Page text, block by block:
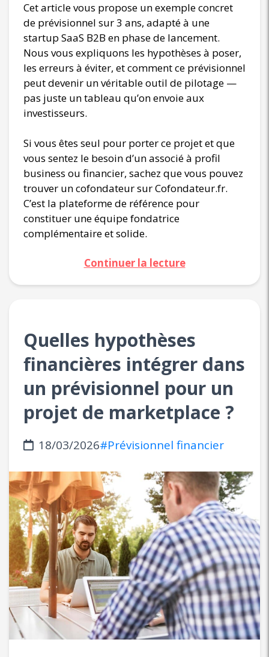
Cet article vous propose un exemple concret
de prévisionnel sur 3 ans, adapté à une
startup SaaS B2B en phase de lancement.
Nous vous expliquons les hypothèses à poser,
les erreurs à éviter, et comment ce prévisionnel
peut devenir un véritable outil de pilotage —
pas juste un tableau qu’on envoie aux
investisseurs.
Si vous êtes seul pour porter ce projet et que
vous sentez le besoin d’un associé à profil
business ou financier, sachez que vous pouvez
trouver un cofondateur sur Cofondateur.fr.
C’est la plateforme de référence pour
constituer une équipe fondatrice
complémentaire et solide.
Continuer la lecture
Quelles hypothèses
financières intégrer dans
un prévisionnel pour un
projet de marketplace ?
18/03/2026#Prévisionnel financier